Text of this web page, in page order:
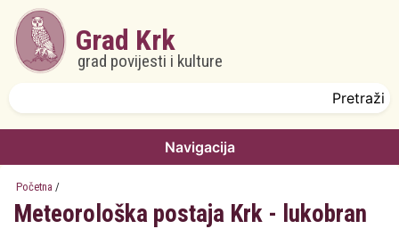
Skoči na glavni sadržaj
Grad Krk
grad povijesti i kulture
Navigacija
Početna /
Meteorološka postaja Krk - lukobran